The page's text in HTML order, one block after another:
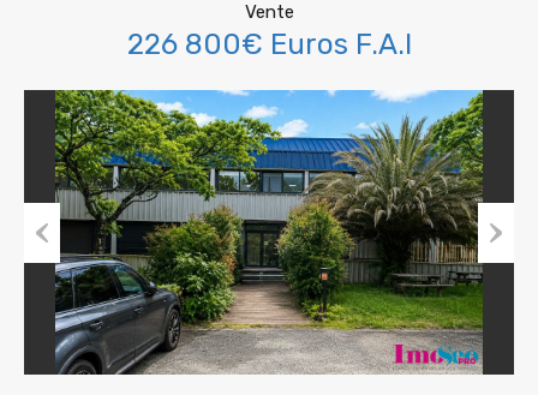
Vente
226 800€ Euros F.A.I
Previous Next